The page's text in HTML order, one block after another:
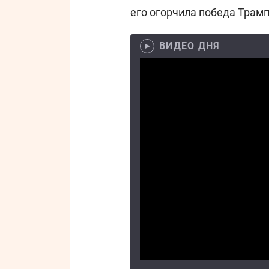
его огорчила победа
ВИДЕО ДНЯ